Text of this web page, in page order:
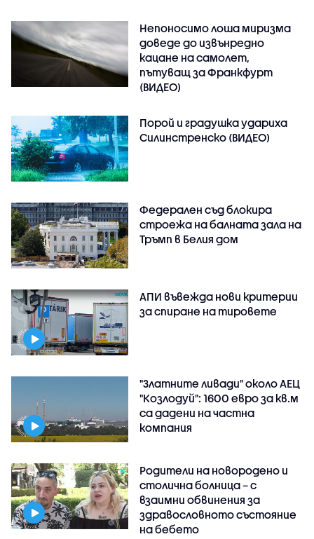
Непоносимо лоша миризма
доведе до извънредно
кацане на самолет,
пътуващ за Франкфурт
(ВИДЕО)
Порой и градушка удариха
Силинстренско (ВИДЕО)
Федерален съд блокира
строежа на балната зала на
Тръмп в Белия дом
АПИ въвежда нови критерии
за спиране на тировете
"Златните ливади" около АЕЦ
"Козлодуй": 1600 евро за кв.м
са дадени на частна
компания
Родители на новородено и
столична болница – с
взаимни обвинения за
здравословното състояние
на бебето